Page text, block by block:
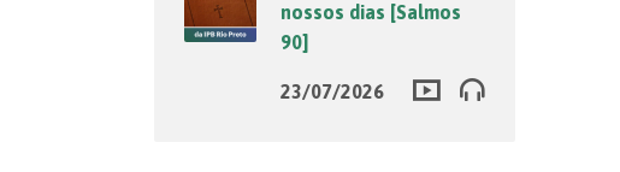
nossos dias [Salmos
90]
23/07/2026